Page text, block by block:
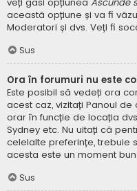
această opțiune și va fi
Moderatori și dvs. Veți fi
Sus
Ora în forumuri nu este
Este posibil să vedeți ora
acest caz, vizitați Panoul
orar în funcție de locația
Sydney etc. Nu uitați că
celelalte preferințe, trebuie
acesta este un moment
Sus